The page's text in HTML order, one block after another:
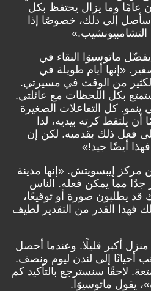
عامًا وما يزال يحتفظ بكل
سأصل إلى ذلك، خصوصًا إذا
يفضّل ماتوسيوَا البقاء في
«إنها أيام طويلة في
من الوقت في مسيرتي.
بكل اللحظات مع عائلتي.
ينمو. كل التفاعلات الصغيرة
يلتقط كرته بيديه، لذا
فعل ذلك بقدميه. لكن إن
أيضًا جيد!»
مركز إيبسويتش. «إنها مدينة
جدًا مما يمكن فعله. الناس
قد يطلبون صورة أو توقيعًا،
فهذا القدر من التقدير لطيف
أكبر قليلًا. وعندما أحصل
أحيانًا إلى لندن ليوم ونصف.
لاحقًا سنسترجع بالتأكيد كم
يقول ماتوسيوَا.